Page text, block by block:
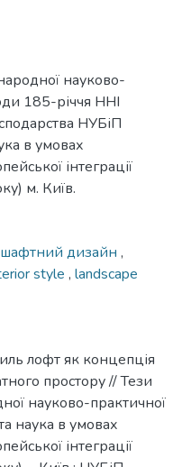
науково-
185-річчя ННІ
НУБіП
в умовах
інтеграції
м. Київ.
дизайн ,
style , landscape
лофт як концепція
простору // Тези
науково-практичної
наука в умовах
інтеграції